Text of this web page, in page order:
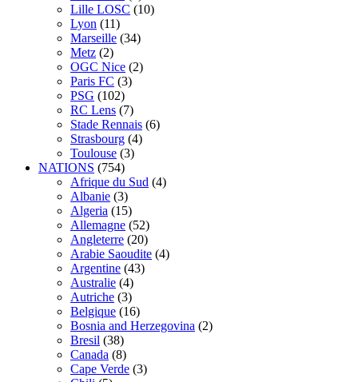
Lille LOSC (10)
Lyon (11)
Marseille (34)
Metz (2)
OGC Nice (2)
Paris FC (3)
PSG (102)
RC Lens (7)
Stade Rennais (6)
Strasbourg (4)
Toulouse (3)
NATIONS (754)
Afrique du Sud (4)
Albanie (3)
Algeria (15)
Allemagne (52)
Angleterre (20)
Arabie Saoudite (4)
Argentine (43)
Australie (4)
Autriche (3)
Belgique (16)
Bosnia and Herzegovina (2)
Bresil (38)
Canada (8)
Cape Verde (3)